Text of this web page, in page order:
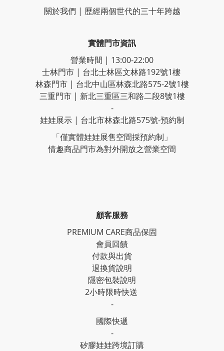
關於我們 | 歷經兩個世代的三十年跨越
實體門市資訊
營業時間 | 13:00-22:00
士林門市 | 台北士林區文林路192號1樓
林森門市 | 台北中山區林森北路575-2號1樓
三重門市 | 新北三重區三和路二段8號1樓
-
娃娃展示 | 台北市林森北路575號-預約制
「僅實體娃娃展售空間採預約制」
情趣商品門市為對外開放之營業空間
顧客服務
PREMIUM CARE商品保固
會員回饋
付款與出貨
退換貨說明
隱密包裝說明
2小時限時快送
-
國際快遞
-
矽膠娃娃跨境訂購